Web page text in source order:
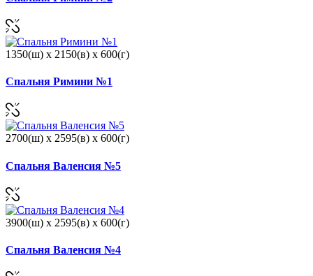
1350(ш) x 2150(в) x 600(г)
Спальня Римини №1
2700(ш) x 2595(в) x 600(г)
Спальня Валенсия №5
3900(ш) x 2595(в) x 600(г)
Спальня Валенсия №4